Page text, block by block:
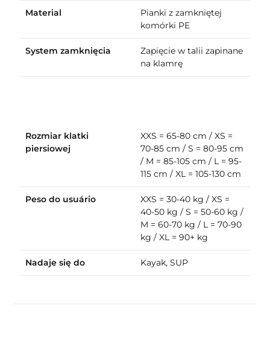
Material
Pianki z zamkniętej
komórki PE
System zamknięcia
Zapięcie w talii zapinane
na klamrę
Rozmiar klatki
piersiowej
XXS = 65-80 cm / XS =
70-85 cm / S = 80-95 cm
/ M = 85-105 cm / L = 95-
115 cm / XL = 105-130 cm
Peso do usuário
XXS = 30-40 kg / XS =
40-50 kg / S = 50-60 kg /
M = 60-70 kg / L = 70-90
kg / XL = 90+ kg
Nadaje się do Kayak, SUP